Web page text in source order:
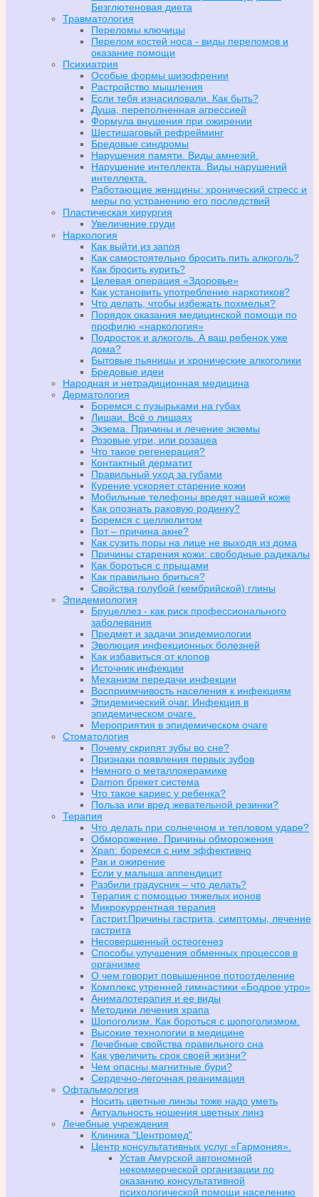
Безглютеновая диета
Травматология
Переломы ключицы
Перелом костей носа - виды переломов и
оказание помощи
Психиатрия
Особые формы шизофрении
Растройство мышления
Если тебя изнасиловали. Как быть?
Душа, переполненная агрессией
Формула внушения при ожирении
Шестишаговый рефрейминг
Бредовые синдромы
Нарушения памяти. Виды амнезий.
Нарушение интеллекта. Виды нарушений
интеллекта.
Работающие женщины: хронический стресс и
меры по устранению его последствий
Пластическая хирургия
Увеличение груди
Наркология
Как выйти из запоя
Как самостоятельно бросить пить алкоголь?
Как бросить курить?
Целевая операция «Здоровье»
Как установить употребление наркотиков?
Что делать, чтобы избежать похмелья?
Порядок оказания медицинской помощи по
профилю «наркология»
Подросток и алкоголь. А ваш ребенок уже
дома?
Бытовые пьяницы и хронические алкоголики
Бредовые идеи
Народная и нетрадиционная медицина
Дерматология
Боремся с пузырьками на губах
Лишаи. Всё о лишаях
Экзема. Причины и лечение экземы
Розовые угри, или розацеа
Что такое регенерация?
Контактный дерматит
Правильный уход за губами
Курение ускоряет старение кожи
Мобильные телефоны вредят нашей коже
Как опознать раковую родинку?
Боремся с целлюлитом
Пот – причина акне?
Как сузить поры на лице не выходя из дома
Причины старения кожи: свободные радикалы
Как бороться с прыщами
Как правильно бриться?
Свойства голубой (кембрийской) глины
Эпидемиология
Бруцеллез - как риск профессионального
заболевания
Предмет и задачи эпидемиологии
Эволюция инфекционных болезней
Как избавиться от клопов
Источник инфекции
Механизм передачи инфекции
Восприимчивость населения к инфекциям
Эпидемический очаг. Инфекция в
эпидемическом очаге.
Мероприятия в эпидемическом очаге
Стоматология
Почему скрипят зубы во сне?
Признаки появления первых зубов
Немного о металлокерамике
Damon брекет система
Что такое кариес у ребенка?
Польза или вред жевательной резинки?
Терапия
Что делать при солнечном и тепловом ударе?
Обморожение. Причины обморожения
Храп: боремся с ним эффективно
Рак и ожирение
Если у малыша аппендицит
Разбили градусник – что делать?
Терапия с помощью тяжелых ионов
Микрокуррентная терапия
Гастрит.Причины гастрита, симптомы, лечение
гастрита
Несовершенный остеогенез
Способы улучшения обменных процессов в
организме
О чем говорит повышенное потоотделение
Комплекс утренней гимнастики «Бодрое утро»
Анималотерапия и ее виды
Методики лечения храпа
Шопоголизм. Как бороться с шопоголизмом.
Высокие технологии в медицине
Лечебные свойства правильного сна
Как увеличить срок своей жизни?
Чем опасны магнитные бури?
Сердечно-легочная реанимация
Офтальмология
Носить цветные линзы тоже надо уметь
Актуальность ношения цветных линз
Лечебные учреждения
Клиника "Центромед"
Центр консультативных услуг «Гармония».
Устав Амурской автономной
некоммерческой организации по
оказанию консультативной
психологической помощи населению